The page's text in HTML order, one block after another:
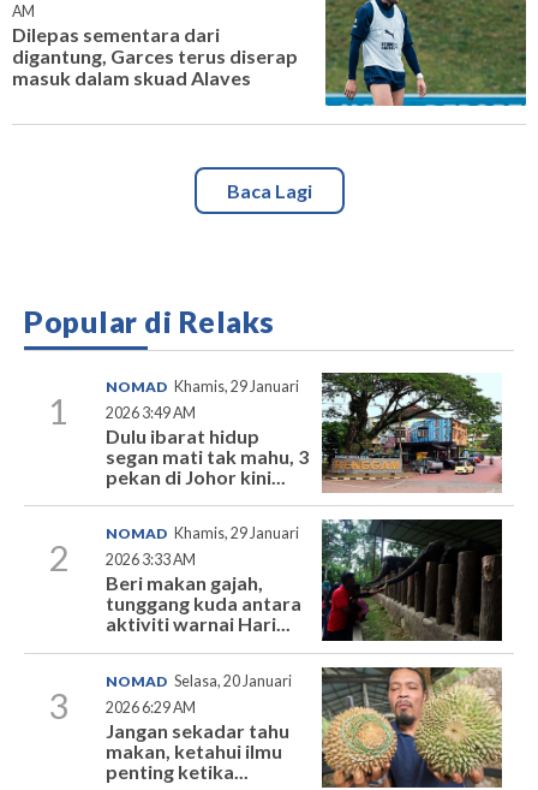
AM
Dilepas sementara dari
digantung, Garces terus diserap
masuk dalam skuad Alaves
Baca Lagi
Popular di Relaks
1
NOMAD Khamis, 29 Januari
2026 3:49 AM
Dulu ibarat hidup
segan mati tak mahu, 3
pekan di Johor kini...
2
NOMAD Khamis, 29 Januari
2026 3:33 AM
Beri makan gajah,
tunggang kuda antara
aktiviti warnai Hari...
3
NOMAD Selasa, 20 Januari
2026 6:29 AM
Jangan sekadar tahu
makan, ketahui ilmu
penting ketika...